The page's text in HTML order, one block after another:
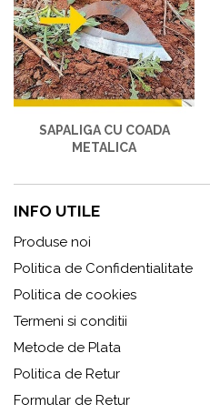
SAPALIGA CU COADA
METALICA
INFO UTILE
Produse noi
Politica de Confidentialitate
Politica de cookies
Termeni si conditii
Metode de Plata
Politica de Retur
Formular de Retur